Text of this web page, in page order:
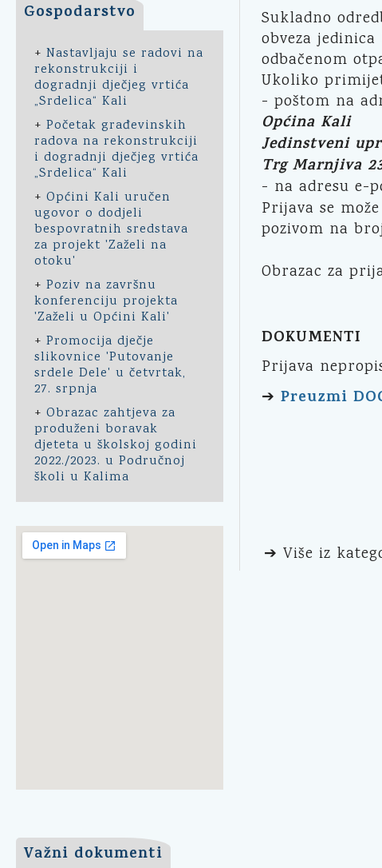
Gospodarstvo
+ Nastavljaju se radovi na
rekonstrukciji i
dogradnji dječjeg vrtića
„Srdelica“ Kali
+ Početak građevinskih
radova na rekonstrukciji
i dogradnji dječjeg vrtića
„Srdelica“ Kali
+ Općini Kali uručen
ugovor o dodjeli
bespovratnih sredstava
za projekt 'Zaželi na
otoku'
+ Poziv na završnu
konferenciju projekta
'Zaželi u Općini Kali'
+ Promocija dječje
slikovnice 'Putovanje
srdele Dele' u četvrtak,
27. srpnja
+ Obrazac zahtjeva za
produženi boravak
djeteta u školskoj godini
2022./2023. u Područnoj
školi u Kalima
Važni dokumenti
Sukladno
obveza
odbačenom
Ukoliko
- poštom na
Općina Kali
Jedinstveni
Trg Marnjiva
- na adresu e-
Prijava se
pozivom na
Obrazac za
DOKUMENTI
Prijava
➔ Preuzmi
➔ Više iz